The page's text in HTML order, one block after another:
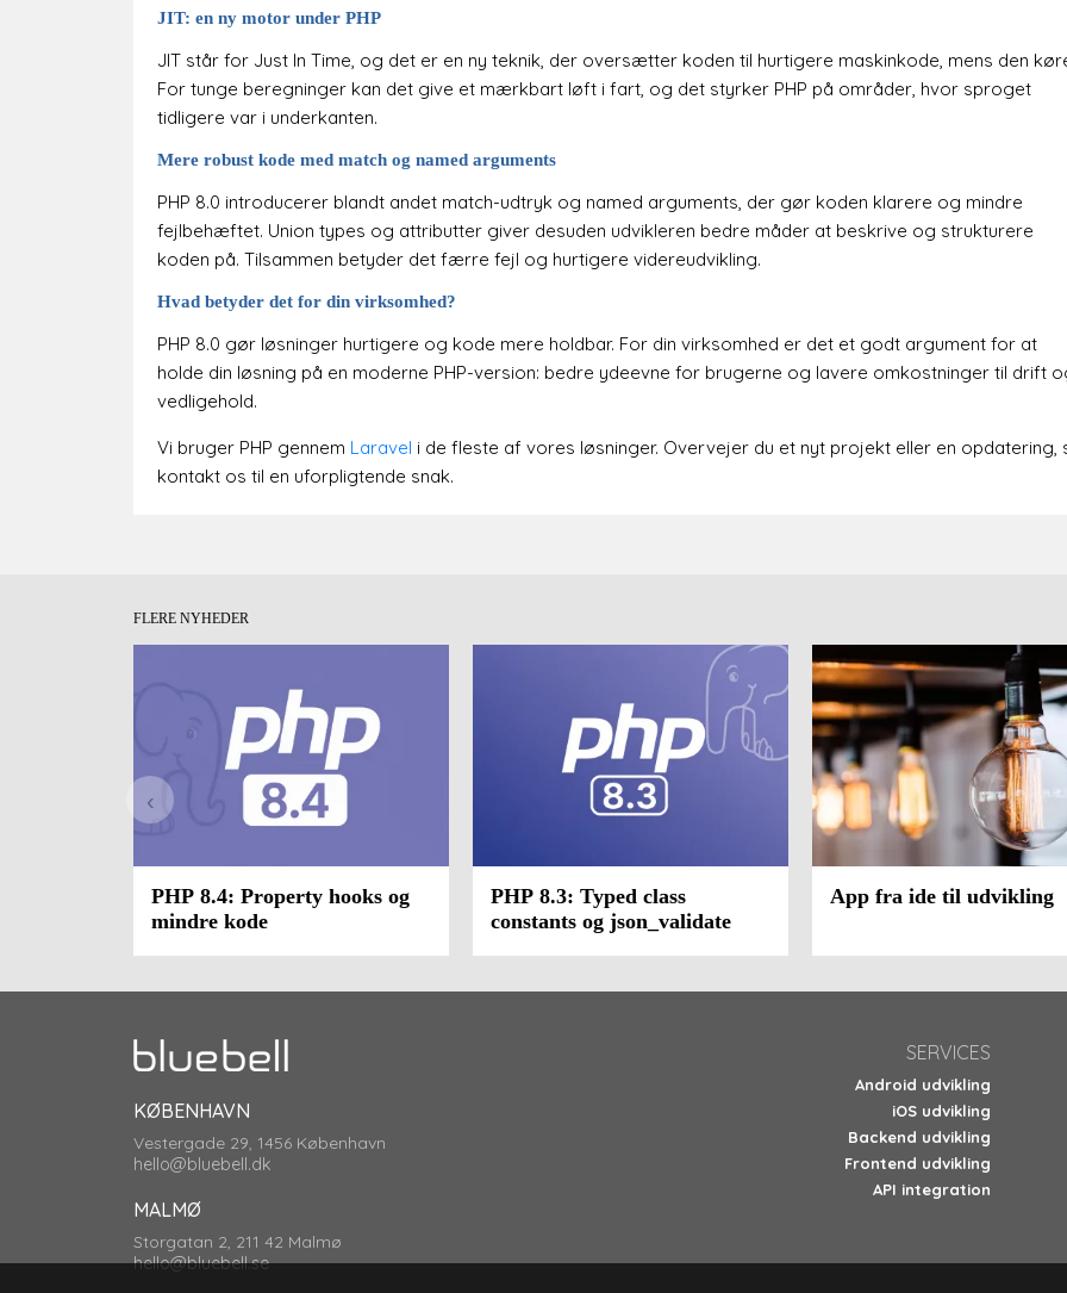
JIT: en ny motor under PHP
JIT står for Just In Time, og det er en ny teknik, der oversætter koden til hurtigere maskinkode, mens den
For tunge beregninger kan det give et mærkbart løft i fart, og det styrker PHP på områder, hvor sproget
tidligere var i underkanten.
Mere robust kode med match og named arguments
PHP 8.0 introducerer blandt andet match-udtryk og named arguments, der gør koden klarere og mindre
fejlbehæftet. Union types og attributter giver desuden udvikleren bedre måder at beskrive og strukturere
koden på. Tilsammen betyder det færre fejl og hurtigere videreudvikling.
Hvad betyder det for din virksomhed?
PHP 8.0 gør løsninger hurtigere og kode mere holdbar. For din virksomhed er det et godt argument for at
holde din løsning på en moderne PHP-version: bedre ydeevne for brugerne og lavere omkostninger til drift
vedligehold.
Vi bruger PHP gennem Laravel i de fleste af vores løsninger. Overvejer du et nyt projekt eller en opdatering,
kontakt os til en uforpligtende snak.
FLERE NYHEDER
PHP 8.4: Property hooks og
mindre kode
PHP 8.3: Typed class
constants og json_validate
App fra ide til udvikling
‹
KØBENHAVN
Vestergade 29, 1456 København
hello@bluebell.dk
MALMØ
Storgatan 2, 211 42 Malmø
hello@bluebell.se
SERVICES
Android udvikling
iOS udvikling
Backend udvikling
Frontend udvikling
API integration